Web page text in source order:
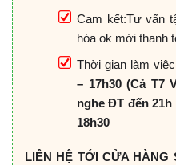
Cam kết:Tư vấn
hóa ok mới thanh
Thời gian làm
– 17h30 (Cả T7
nghe ĐT đến
18h30
LIÊN HỆ TỚI CỬA HÀNG